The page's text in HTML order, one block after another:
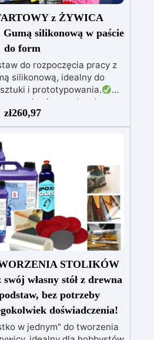
z ŻYWICA
silikonową w paście
do form
do rozpoczęcia pracy z
silikonową, idealny do
i prototypowania.
żywicę epoksydową
możliwą do barwienia
Zawiera białą żywicę
którą można barwić
szybki czas utwardzania
silikonowa w paście
z proporcją mieszania
niestandardowych
pasta barwiąca,
forma silikonowa oraz
nitrilowe.
zł260,97
STOLIKÓW
własny stół z drewna
bez potrzeby
doświadczenia!
w jednym" do tworzenia